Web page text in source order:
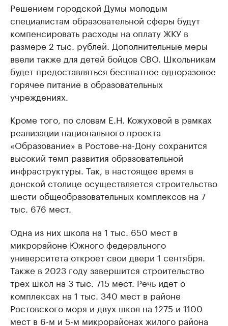
Решением городской Думы молодым
специалистам образовательной сферы будут
компенсировать расходы на оплату ЖКУ в
размере 2 тыс. рублей. Дополнительные меры
ввели также для детей бойцов СВО. Школьникам
будет предоставляться бесплатное одноразовое
горячее питание в образовательных
учреждениях.
Кроме того, по словам Е.Н. Кожуховой в рамках
реализации национального проекта
«Образование» в Ростове-на-Дону сохранится
высокий темп развития образовательной
инфраструктуры. Так, в настоящее время в
донской столице осуществляется строительство
шести общеобразовательных комплексов на 7
тыс. 676 мест.
Одна из них школа на 1 тыс. 650 мест в
микрорайоне Южного федерального
университета откроет свои двери 1 сентября.
Также в 2023 году завершится строительство
трех школ на 3 тыс. 715 мест. Речь идет о
комплексах на 1 тыс. 340 мест в районе
Ростовского моря и двух школ на 1275 и 1100
мест в 6-м и 5-м микрорайонах жилого района